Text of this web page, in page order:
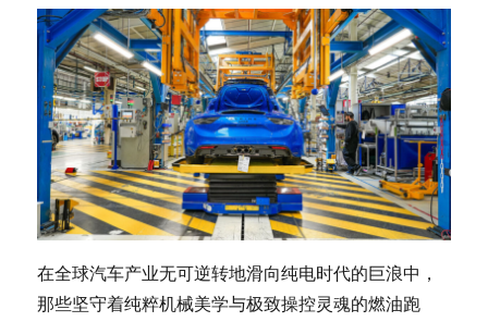
在全球汽车产业无可逆转地滑向纯电时代的巨浪中，
那些坚守着纯粹机械美学与极致操控灵魂的燃油跑